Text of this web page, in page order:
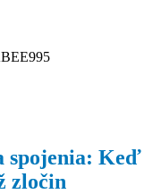
spojenia: Keď
zločin